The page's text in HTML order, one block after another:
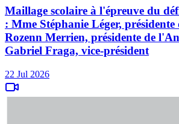
Maillage scolaire à l'épreuve du
: Mme Stéphanie Léger,
Rozenn Merrien, présidente de
Gabriel Fraga, vice-président
22 Jul 2026